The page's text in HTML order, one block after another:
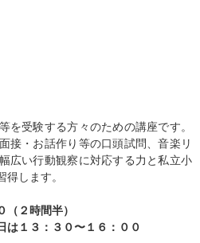
を受験する方々のための講座です。
接・お話作り等の口頭試問、音楽リ
広い行動観察に対応する力と私立小
します。
２時間半）
３：３０〜１６：００